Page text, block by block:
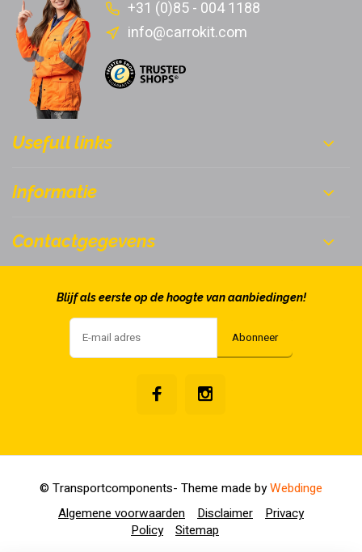
+31 (0)85 - 004 1188
info@carrokit.com
Usefull links
Informatie
Contactgegevens
Blijf als eerste op de hoogte van aanbiedingen!
Abonneer
Algemene voorwaarden Disclaimer
Privacy
Policy
Sitemap
© Transportcomponents- Theme made byWebdinge